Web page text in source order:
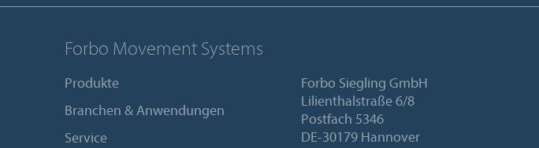
Forbo Movement Systems
Produkte
Branchen & Anwendungen
Service
Forbo Siegling GmbH
Lilienthalstraße 6/8
Postfach 5346
DE-30179 Hannover